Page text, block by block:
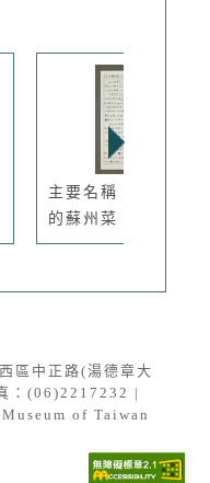
主要名稱：吳食甜糯
的蘇州菜
區中正路(湯德章大
：(06)2217232 |
of Taiwan